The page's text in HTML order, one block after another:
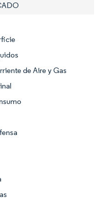
de Aire y Gas